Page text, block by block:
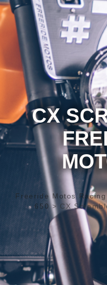
CX
Freeride Motos Racing
650 > CX